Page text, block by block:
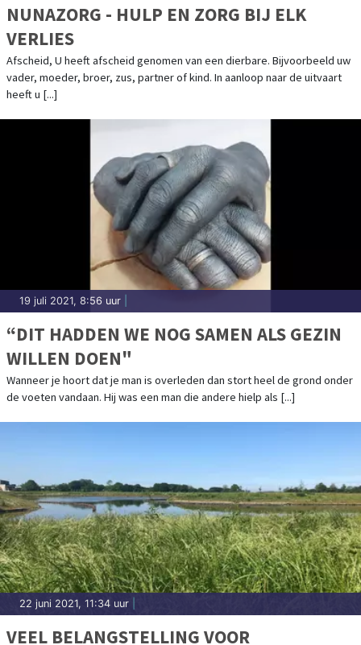
NUNAZORG - HULP EN ZORG BIJ ELK
VERLIES
Afscheid, U heeft afscheid genomen van een dierbare. Bijvoorbeeld uw
vader, moeder, broer, zus, partner of kind. In aanloop naar de uitvaart
heeft u [...]
19 juli 2021, 8:56 uur
“DIT HADDEN WE NOG SAMEN ALS GEZIN
WILLEN DOEN"
Wanneer je hoort dat je man is overleden dan stort heel de grond onder
de voeten vandaan. Hij was een man die andere hielp als [...]
22 juni 2021, 11:34 uur
VEEL BELANGSTELLING VOOR